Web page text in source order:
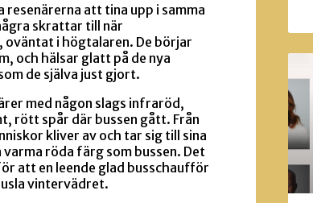
att tina upp i samma
skrattar till när
i högtalaren. De börjar
och hälsar glatt på de nya
de själva just gjort.
med någon slags infraröd,
rött spår där bussen gått. Från
kliver av och tar sig till sina
röda färg som bussen. Det
att en leende glad busschaufför
vintervädret.